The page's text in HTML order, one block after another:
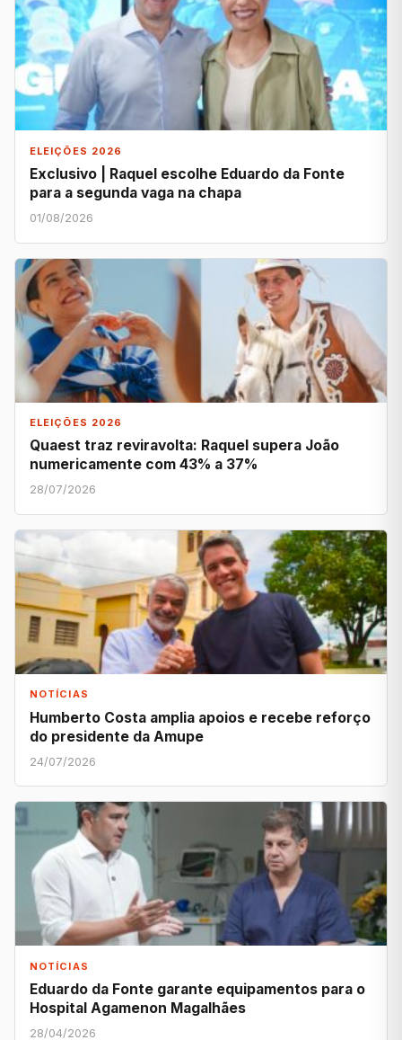
ELEIÇÕES 2026
Exclusivo | Raquel escolhe Eduardo da Fonte
para a segunda vaga na chapa
01/08/2026
ELEIÇÕES 2026
Quaest traz reviravolta: Raquel supera João
numericamente com 43% a 37%
28/07/2026
NOTÍCIAS
Humberto Costa amplia apoios e recebe reforço
do presidente da Amupe
24/07/2026
NOTÍCIAS
Eduardo da Fonte garante equipamentos para o
Hospital Agamenon Magalhães
28/04/2026